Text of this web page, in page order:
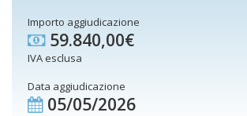
Importo aggiudicazione
59.840,00€
IVA esclusa
Data aggiudicazione
05/05/2026